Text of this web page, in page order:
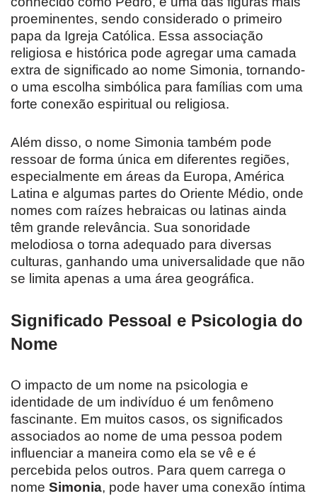
proeminentes, sendo considerado o primeiro
papa da Igreja Católica. Essa associação
religiosa e histórica pode agregar uma camada
extra de significado ao nome Simonia, tornando-
o uma escolha simbólica para famílias com uma
forte conexão espiritual ou religiosa.
Além disso, o nome Simonia também pode
ressoar de forma única em diferentes regiões,
especialmente em áreas da Europa, América
Latina e algumas partes do Oriente Médio, onde
nomes com raízes hebraicas ou latinas ainda
têm grande relevância. Sua sonoridade
melodiosa o torna adequado para diversas
culturas, ganhando uma universalidade que não
se limita apenas a uma área geográfica.
Significado Pessoal e Psicologia do
Nome
O impacto de um nome na psicologia e
identidade de um indivíduo é um fenômeno
fascinante. Em muitos casos, os significados
associados ao nome de uma pessoa podem
influenciar a maneira como ela se vê e é
percebida pelos outros. Para quem carrega o
nome Simonia, pode haver uma conexão íntima